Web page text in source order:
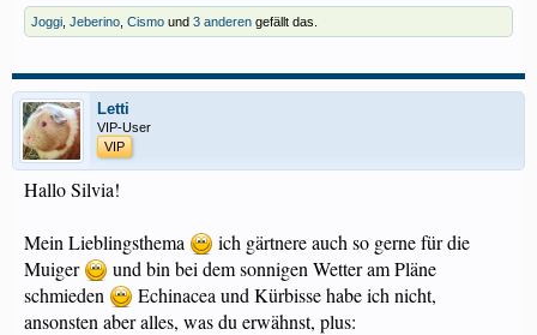
Joggi Jeberino Cismo und 3 anderen gefällt das.
Letti
VIP-User
VIP
Hallo Silvia!
Mein Lieblingsthema
ich gärtnere auch so gerne für die
Muiger
und bin bei dem sonnigen Wetter am Pläne
schmieden
Echinacea und Kürbisse habe ich nicht,
ansonsten aber alles, was du erwähnst, plus: